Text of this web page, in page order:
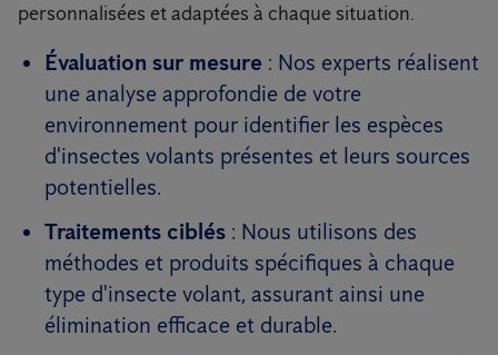
personnalisées et adaptées à chaque situation.
Évaluation sur mesure : Nos experts réalisent
une analyse approfondie de votre
environnement pour identifier les espèces
d'insectes volants présentes et leurs sources
potentielles.
Traitements ciblés : Nous utilisons des
méthodes et produits spécifiques à chaque
type d'insecte volant, assurant ainsi une
élimination efficace et durable.